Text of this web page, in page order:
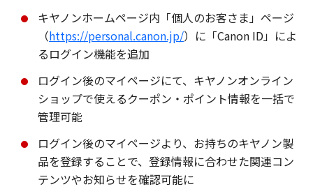
キヤノンホームページ内「個人のお客さま」ページ
（https://personal.canon.jp/）に「Canon ID」によ
るログイン機能を追加
ログイン後のマイページにて、キヤノンオンライン
ショップで使えるクーポン・ポイント情報を一括で
管理可能
ログイン後のマイページより、お持ちのキヤノン製
品を登録することで、登録情報に合わせた関連コン
テンツやお知らせを確認可能に